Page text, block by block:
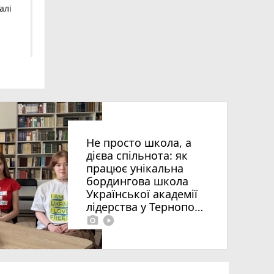
Не просто школа, а
дієва спільнота: як
працює унікальна
бордингова школа
Української академії
лідерства у Тернополі
photo_camera play_circle_filled